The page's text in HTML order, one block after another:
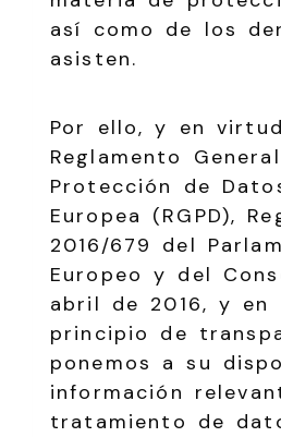
así como de los
asisten.
Por ello, y en
Reglamento
Protección de
Europea (RGPD),
2016/679 del
Europeo y del
abril de 2016, y en
principio de
ponemos a su
información
tratamiento de